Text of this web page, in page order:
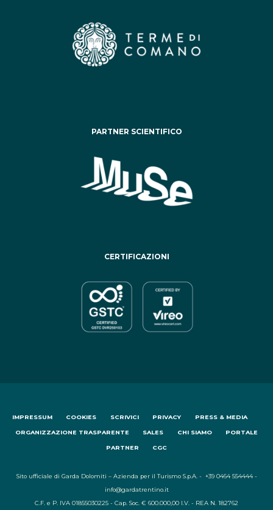
PARTNER SCIENTIFICO
CERTIFICAZIONI
IMPRESSUM COOKIES SCRIVICI PRIVACY PRESS & MEDIA
ORGANIZZAZIONE TRASPARENTE SALES CHI SIAMO PORTALE
PARTNER CGC
Sito ufficiale di Garda Dolomiti – Azienda per il Turismo S.p.A. - +39 0464 554444 -
info@gardatrentino.it
C.F. e P. IVA 01855030225 - Cap. Soc. € 600.000,00 I.V. - REA N. 182762